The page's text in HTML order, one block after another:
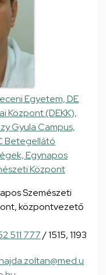
Egyetem, DE
Központ (DEKK),
Gyula Campus,
Betegellátó
Egynapos
Központ
Szemészeti
központvezető
511 777/ 1515, 1193